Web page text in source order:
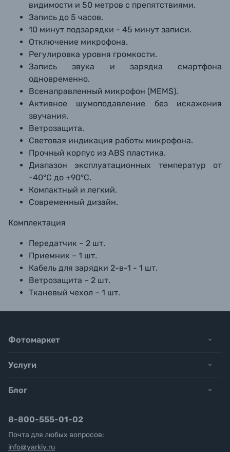
видимости и 50 метров с препятствиями.
Запись до 5 часов.
10 минут подзарядки - 45 минут записи.
Отключение микрофона.
Регулировка уровня громкости.
Запись звука и зарядка смартфона
одновременно.
Всенаправленный микрофон (MEMS).
Активное шумоподавление без искажения
звучания.
Ветрозащита.
Световая индикация работы микрофона.
Прочный корпус из ABS пластика.
Диапазон эксплуатационных температур от
-40°C до +90°C.
Компактный и легкий.
Современный дизайн.
Комплектация
Передатчик – 2 шт.
Приемник – 1 шт.
Кабель для зарядки 2-в-1 - 1 шт.
Ветрозащита – 2 шт.
Тканевый чехол – 1 шт.
Фотомаркет
Услуги
Блог
8-800-555-01-02
Почта для любых вопросов:
info@yarkiy.ru